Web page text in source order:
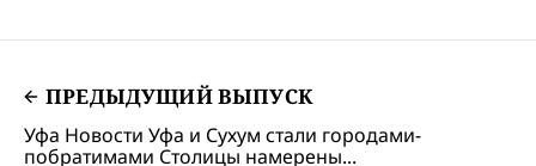
ПРЕДЫДУЩИЙ ВЫПУСК
Уфа Новости Уфа и Сухум стали городами-
побратимами Столицы намерены...